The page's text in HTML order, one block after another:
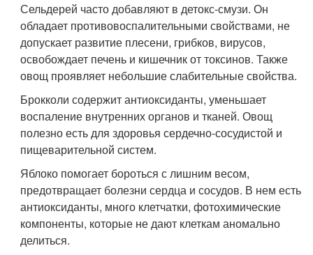
Сельдерей часто добавляют в детокс-смузи. Он
обладает противовоспалительными свойствами, не
допускает развитие плесени, грибков, вирусов,
освобождает печень и кишечник от токсинов. Также
овощ проявляет небольшие слабительные свойства.
Брокколи содержит антиоксиданты, уменьшает
воспаление внутренних органов и тканей. Овощ
полезно есть для здоровья сердечно-сосудистой и
пищеварительной систем.
Яблоко помогает бороться с лишним весом,
предотвращает болезни сердца и сосудов. В нем есть
антиоксиданты, много клетчатки, фотохимические
компоненты, которые не дают клеткам аномально
делиться.